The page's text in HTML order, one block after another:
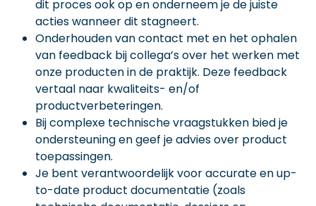
dit proces ook op en onderneem je de juiste
acties wanneer dit stagneert.
Onderhouden van contact met en het ophalen
van feedback bij collega’s over het werken met
onze producten in de praktijk. Deze feedback
vertaal naar kwaliteits- en/of
productverbeteringen.
Bij complexe technische vraagstukken bied je
ondersteuning en geef je advies over product
toepassingen.
Je bent verantwoordelijk voor accurate en up-
to-date product documentatie (zoals